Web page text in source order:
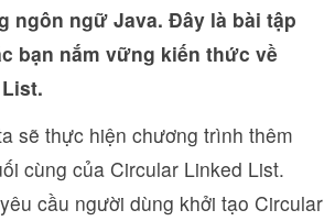
ngôn ngữ Java. Đây là bài tập
bạn nắm vững kiến thức về
sẽ thực hiện chương trình thêm
cùng của Circular Linked List.
cầu người dùng khởi tạo Circular